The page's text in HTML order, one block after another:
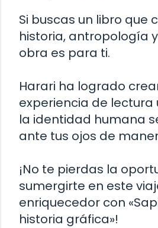
Si buscas un libro que
historia, antropología
obra es para ti.
Harari ha logrado
experiencia de lectura
la identidad humana
ante tus ojos de
¡No te pierdas la
sumergirte en este
enriquecedor con
historia gráfica»!